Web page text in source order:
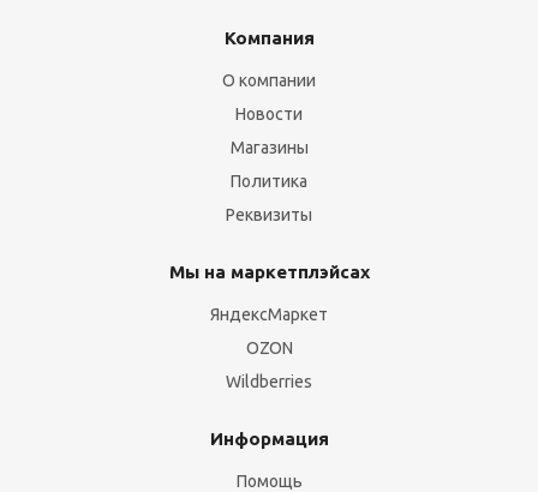
Компания
О компании
Новости
Магазины
Политика
Реквизиты
Мы на маркетплэйсах
ЯндексМаркет
OZON
Wildberries
Информация
Помощь